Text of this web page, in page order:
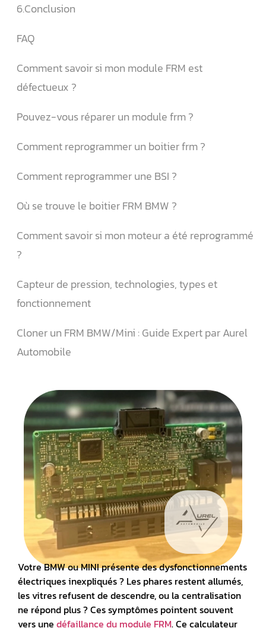
6.Conclusion
FAQ
Comment savoir si mon module FRM est
défectueux ?
Pouvez-vous réparer un module frm ?
Comment reprogrammer un boitier frm ?
Comment reprogrammer une BSI ?
Où se trouve le boitier FRM BMW ?
Comment savoir si mon moteur a été reprogrammé
?
Capteur de pression, technologies, types et
fonctionnement
Cloner un FRM BMW/Mini : Guide Expert par Aurel
Automobile
Votre BMW ou MINI présente des dysfonctionnements
électriques inexpliqués ? Les phares restent allumés,
les vitres refusent de descendre, ou la centralisation
ne répond plus ? Ces symptômes pointent souvent
vers une défaillance du module FRM. Ce calculateur